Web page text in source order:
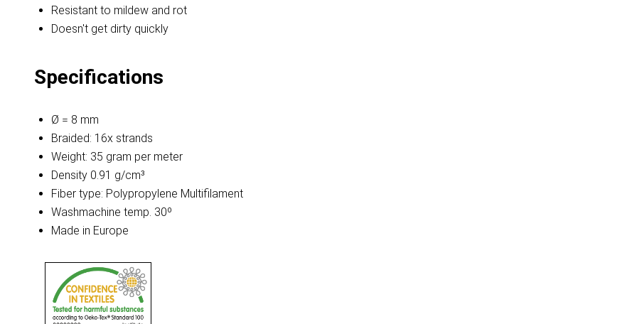
Resistant to mildew and rot
Doesn't get dirty quickly
Specifications
Ø = 8 mm
Braided: 16x strands
Weight: 35 gram per meter
Density 0.91 g/cm³
Fiber type: Polypropylene Multifilament
Washmachine temp. 30º
Made in Europe